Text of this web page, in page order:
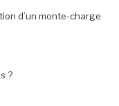
d’un monte-charge
?